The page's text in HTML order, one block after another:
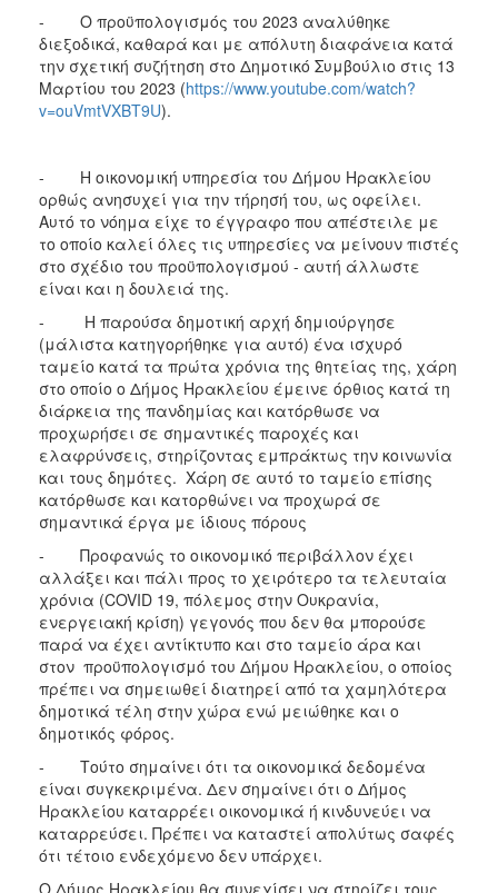
ΤΟΠΟΣ
ΑΝΘΕΚΤΙΚΗ
ΠΟΛΗ
- Ο προϋπολογισμός του 2023 αναλύθηκε
διεξοδικά, καθαρά και με απόλυτη διαφάνεια κατά
την σχετική συζήτηση στο Δημοτικό Συμβούλιο στις 13
Μαρτίου του 2023 (https://www.youtube.com/watch?
v=ouVmtVXBT9U).
- Η οικονομική υπηρεσία του Δήμου Ηρακλείου
ορθώς ανησυχεί για την τήρησή του, ως οφείλει.
Αυτό το νόημα είχε το έγγραφο που απέστειλε με
το οποίο καλεί όλες τις υπηρεσίες να μείνουν πιστές
στο σχέδιο του προϋπολογισμού - αυτή άλλωστε
είναι και η δουλειά της.
- Η παρούσα δημοτική αρχή δημιούργησε
(μάλιστα κατηγορήθηκε για αυτό) ένα ισχυρό
ταμείο κατά τα πρώτα χρόνια της θητείας της, χάρη
στο οποίο ο Δήμος Ηρακλείου έμεινε όρθιος κατά τη
διάρκεια της πανδημίας και κατόρθωσε να
προχωρήσει σε σημαντικές παροχές και
ελαφρύνσεις, στηρίζοντας εμπράκτως την κοινωνία
και τους δημότες. Χάρη σε αυτό το ταμείο επίσης
κατόρθωσε και κατορθώνει να προχωρά σε
σημαντικά έργα με ίδιους πόρους
- Προφανώς το οικονομικό περιβάλλον έχει
αλλάξει και πάλι προς το χειρότερο τα τελευταία
χρόνια (COVID 19, πόλεμος στην Ουκρανία,
ενεργειακή κρίση) γεγονός που δεν θα μπορούσε
παρά να έχει αντίκτυπο και στο ταμείο άρα και
στον προϋπολογισμό του Δήμου Ηρακλείου, ο οποίος
πρέπει να σημειωθεί διατηρεί από τα χαμηλότερα
δημοτικά τέλη στην χώρα ενώ μειώθηκε και ο
δημοτικός φόρος.
- Τούτο σημαίνει ότι τα οικονομικά δεδομένα
είναι συγκεκριμένα. Δεν σημαίνει ότι ο Δήμος
Ηρακλείου καταρρέει οικονομικά ή κινδυνεύει να
καταρρεύσει. Πρέπει να καταστεί απολύτως σαφές
ότι τέτοιο ενδεχόμενο δεν υπάρχει.
Ο Δήμος Ηρακλείου θα συνεχίσει να στηρίζει τους